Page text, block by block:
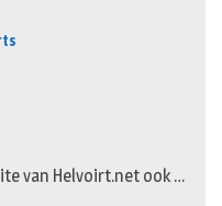
van Helvoirt.net ook …